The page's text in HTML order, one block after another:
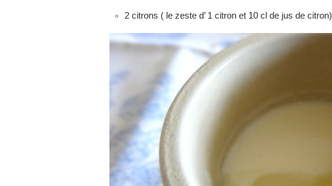
2 citrons ( le zeste d’ 1 citron et 10 cl de jus de citron)